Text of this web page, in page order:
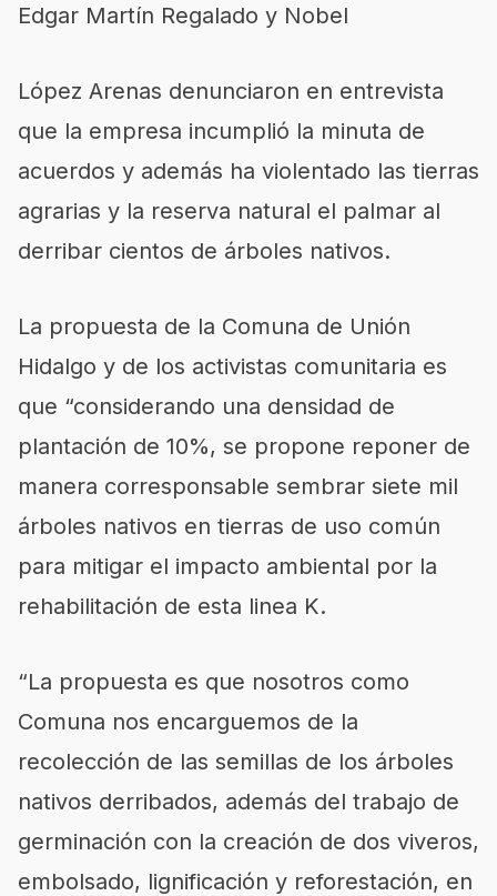
Edgar Martín Regalado y Nobel
López Arenas denunciaron en entrevista
que la empresa incumplió la minuta de
acuerdos y además ha violentado las tierras
agrarias y la reserva natural el palmar al
derribar cientos de árboles nativos.
La propuesta de la Comuna de Unión
Hidalgo y de los activistas comunitaria es
que “considerando una densidad de
plantación de 10%, se propone reponer de
manera corresponsable sembrar siete mil
árboles nativos en tierras de uso común
para mitigar el impacto ambiental por la
rehabilitación de esta linea K.
“La propuesta es que nosotros como
Comuna nos encarguemos de la
recolección de las semillas de los árboles
nativos derribados, además del trabajo de
germinación con la creación de dos viveros,
embolsado, lignificación y reforestación, en